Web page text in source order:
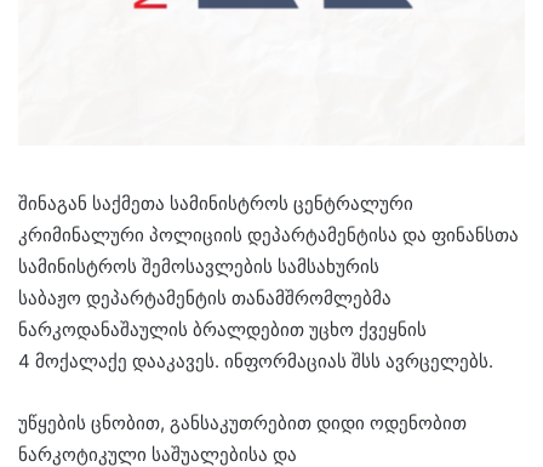
შინაგან საქმეთა სამინისტროს ცენტრალური
კრიმინალური პოლიციის დეპარტამენტისა და ფინანსთა
სამინისტროს შემოსავლების სამსახურის
საბაჟო დეპარტამენტის თანამშრომლებმა
ნარკოდანაშაულის ბრალდებით უცხო ქვეყნის
4 მოქალაქე დააკავეს. ინფორმაციას შსს ავრცელებს.
უწყების ცნობით, განსაკუთრებით დიდი ოდენობით
ნარკოტიკული საშუალებისა და